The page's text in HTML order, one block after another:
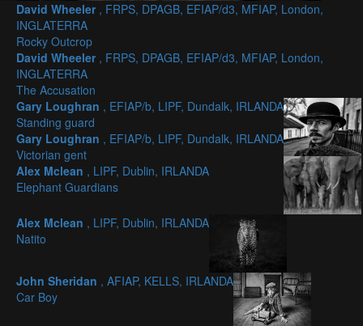
David Wheeler , FRPS, DPAGB, EFIAP/d3, MFIAP, London,
INGLATERRA
Rocky Outcrop
David Wheeler , FRPS, DPAGB, EFIAP/d3, MFIAP, London,
INGLATERRA
The Accusation
Gary Loughran , EFIAP/b, LIPF, Dundalk, IRLANDA
Standing guard
Gary Loughran , EFIAP/b, LIPF, Dundalk, IRLANDA
Victorian gent
Alex Mclean , LIPF, Dublin, IRLANDA
Elephant Guardians
Alex Mclean , LIPF, Dublin, IRLANDA
Natito
John Sheridan , AFIAP, KELLS, IRLANDA
Car Boy